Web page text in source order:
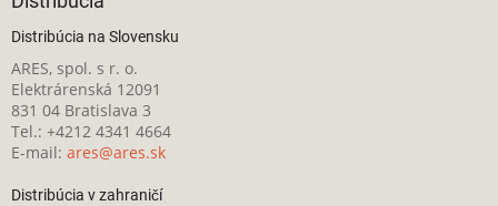
Distribúcia na Slovensku
ARES, spol. s r. o.
Elektrárenská 12091
831 04 Bratislava 3
Tel.: +4212 4341 4664
E-mail: ares@ares.sk
Distribúcia v zahraničí